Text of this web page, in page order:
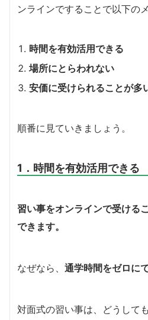
ンラインですることで以下の
時間を有効活用できる
場所にとらわれない
安価に受けられることが多
順番に見ていきましょう。
1．時間を有効活用できる
習い事をオンラインで受ける
できます。
なぜなら、 通学時間をゼロに
対面式の習い事は、どうして